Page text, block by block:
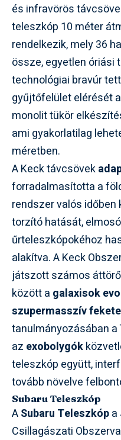
és infravörös
teleszkóp 10 méter
rendelkezik, mely 36
össze, egyetlen óriási
technológiai bravúr
gyűjtőfelület elérését
monolit tükör
ami gyakorlatilag
méretben.
A Keck távcsövek
forradalmasította a
rendszer valós időben
torzító hatását,
űrteleszkópokéhoz
alakítva. A Keck
játszott számos
között a galaxisok
szupermasszív
tanulmányozásában
az exobolygók
teleszkóp együtt,
tovább növelve
Subaru Teleszkóp
ASubaru Teleszkópa
Csillagászati